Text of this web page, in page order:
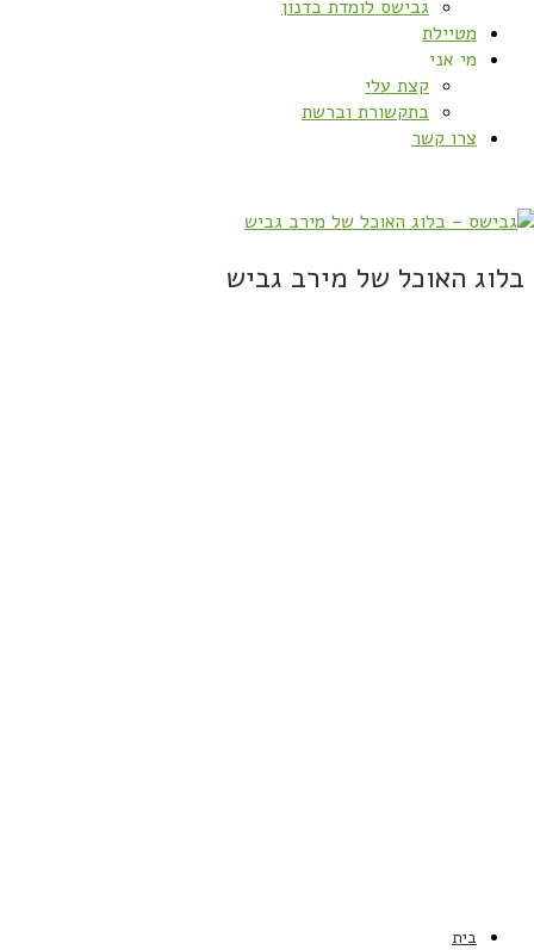
גבישס לומדת בדנון
מטיילת
מי אני
קצת עלי
בתקשורת וברשת
צרו קשר
בלוג האוכל של מירב גביש
בית